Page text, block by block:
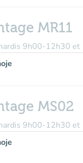
MR11
9h00-12h30
MS02
9h00-12h30